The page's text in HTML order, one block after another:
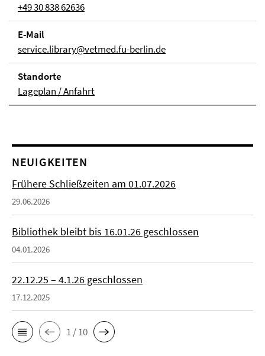
+49 30 838 62636
E-Mail
service.library@vetmed.fu-berlin.de
Stand­orte
Lageplan / Anfahrt
NEUIGKEITEN
Frühere Schließzeiten am 01.07.2026
29.06.2026
Bibliothek bleibt bis 16.01.26 geschlossen
04.01.2026
22.12.25 – 4.1.26 geschlossen
17.12.2025
1 / 10